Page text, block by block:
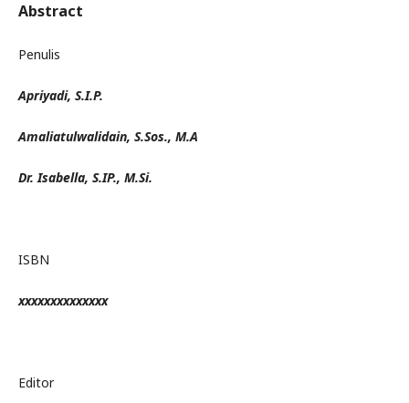
Abstract
Penulis
Apriyadi, S.I.P.
Amaliatulwalidain, S.Sos., M.A
Dr. Isabella, S.IP., M.Si.
ISBN
xxxxxxxxxxxxxx
Editor